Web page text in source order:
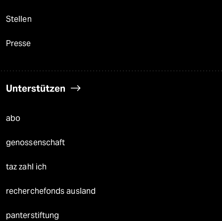
Stellen
Presse
Unterstützen
abo
genossenschaft
taz zahl ich
recherchefonds ausland
panterstiftung